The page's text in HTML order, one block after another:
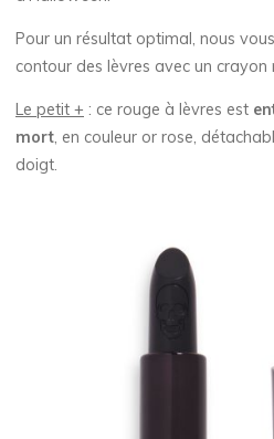
Pour un résultat optimal, nous
contour des lèvres avec un crayon
Le petit + : ce rouge à lèvres est
mort, en couleur or rose,
doigt.